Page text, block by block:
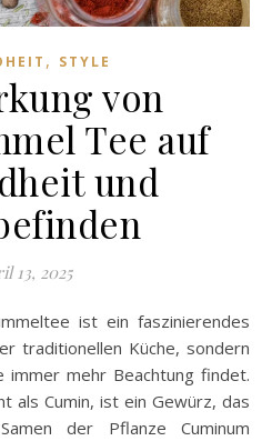
, STYLE
von
Tee auf
und
13, 2025
traditionellen Küche, sondern
immer mehr Beachtung findet.
als Cumin, ist ein Gewürz, das
der Pflanze Cuminum